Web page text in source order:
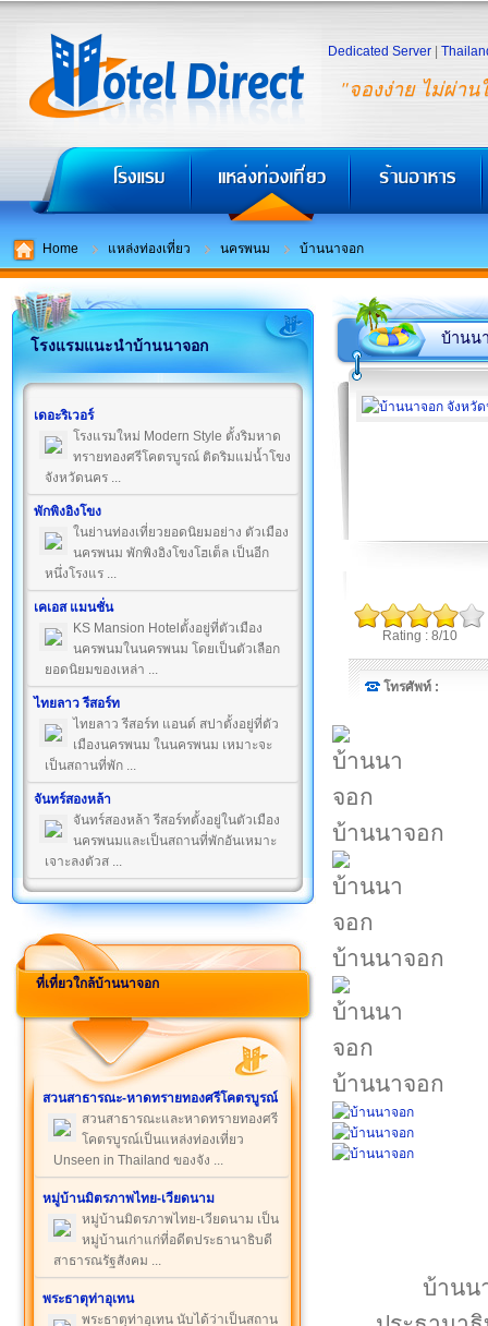
"จองง่าย ไม่ผ่าน
Dedicated Server
Home แหล่งท่องเที่ยว นครพนม บ้านนาจอก
โรงแรมแนะนำบ้านนาจอก
เดอะริเวอร์
โรงแรมใหม่ Modern Style ตั้งริมหาด
ทรายทองศรีโคตรบูรณ์ ติดริมแม่น้ำโขง
จังหวัดนคร ...
พักพิงอิงโขง
ในย่านท่องเที่ยวยอดนิยมอย่าง ตัวเมือง
นครพนม พักพิงอิงโขงโฮเต็ล เป็นอีก
หนึ่งโรงแร ...
เคเอส แมนชั่น
KS Mansion Hotelตั้งอยู่ที่ตัวเมือง
นครพนมในนครพนม โดยเป็นตัวเลือก
ยอดนิยมของเหล่า ...
ไทยลาว รีสอร์ท
ไทยลาว รีสอร์ท แอนด์ สปาตั้งอยู่ที่ตัว
เมืองนครพนม ในนครพนม เหมาะจะ
เป็นสถานที่พัก ...
จันทร์สองหล้า
จันทร์สองหล้า รีสอร์ทตั้งอยู่ในตัวเมือง
นครพนมและเป็นสถานที่พักอันเหมาะ
เจาะลงตัวส ...
ที่เที่ยวใกล้บ้านนาจอก
สวนสาธารณะ-หาดทรายทองศรีโคตรบูรณ์
สวนสาธารณะและหาดทรายทองศรี
โคตรบูรณ์เป็นแหล่งท่องเที่ยว
Unseen in Thailand ของจัง ...
หมู่บ้านมิตรภาพไทย-เวียดนาม
หมู่บ้านมิตรภาพไทย-เวียดนาม เป็น
หมู่บ้านเก่าแก่ที่อดีตประธานาธิบดี
สาธารณรัฐสังคม ...
พระธาตุท่าอุเทน
พระธาตุท่าอุเทน นับได้ว่าเป็นสถาน
บ้านน
Rating : 8/10
โทรศัพท์ :
บ้านนาจอก
บ้านนาจอก
บ้านนาจอก
บ้านน